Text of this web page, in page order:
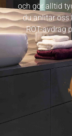
och gör alltid
du anlitar oss
ROT-avdrag